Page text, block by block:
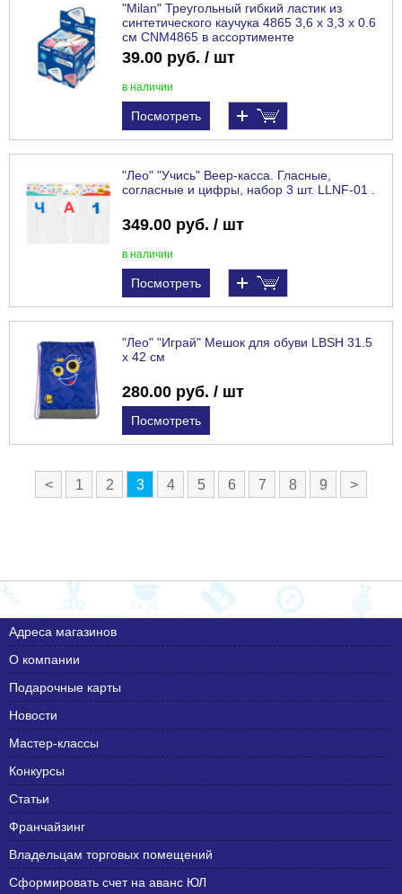
"Milan" Треугольный гибкий ластик из
синтетического каучука 4865 3,6 х 3,3 х 0.6
см CNM4865 в ассортименте
39.00 руб. / шт
в наличии
Посмотреть
"Лео" "Учись" Веер-касса. Гласные,
согласные и цифры, набор 3 шт. LLNF-01 .
349.00 руб. / шт
в наличии
Посмотреть
"Лео" "Играй" Мешок для обуви LBSH 31.5
х 42 см
280.00 руб. / шт
Посмотреть
< 1 2 3 4 5 6 7 8 9 >
Адреса магазинов
О компании
Подарочные карты
Новости
Мастер-классы
Конкурсы
Статьи
Франчайзинг
Владельцам торговых помещений
Сформировать счет на аванс ЮЛ